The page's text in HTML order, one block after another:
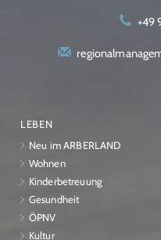
+49
LEBEN
Neu im ARBERLAND
Wohnen
Kinderbetreuung
Gesundheit
ÖPNV
Kultur